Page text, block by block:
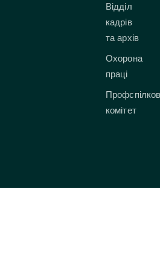
Відділ
кадрів
та архів
Охорона
праці
комітет